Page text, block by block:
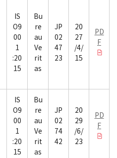
IS
O9
00
1
:20
15
Bu
re
au
Ve
rit
as
JP
02
47
23
20
27
/4/
15
PD
F
IS
O9
00
1
:20
15
Bu
re
au
Ve
rit
as
JP
02
74
42
20
29
/6/
23
PD
F